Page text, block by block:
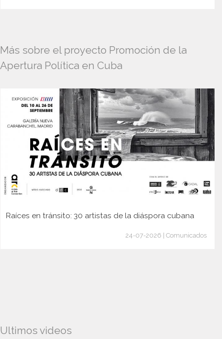
Más sobre el proyecto Promoción de la
Apertura Política en Cuba
Raíces en tránsito: 30 artistas de la diáspora cubana
24-07-2026 | Comunicados
Ultimos videos